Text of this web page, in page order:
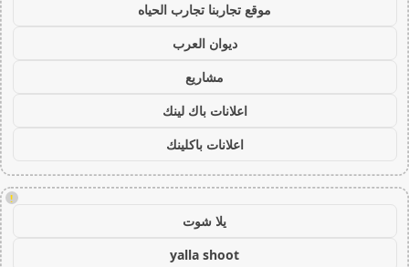
موقع تجاربنا تجارب الحياه
ديوان العرب
مشاريع
اعلانات باك لينك
اعلانات باكلينك
!
يلا شوت
yalla shoot